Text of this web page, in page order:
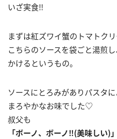
いざ実食‼︎
まずは紅ズワイ蟹のトマトクリ
こちらのソースを袋ごと湯煎
かけるというもの。
ソースにとろみがありパスタに
まろやかなお味でした♡
叔父も
「ボーノ、ボーノ‼︎(美味しい)」